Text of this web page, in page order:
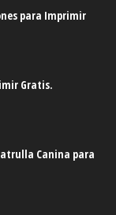
para Imprimir
Gratis.
Canina para